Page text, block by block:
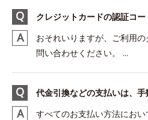
クレジットカードの認証コ
おそれいりますが、ご利用
問い合わせください。 ...
代金引換などの支払いは、
すべてのお支払い方法にお